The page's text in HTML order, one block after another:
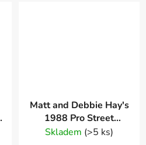
Matt and Debbie Hay's
1988 Pro Street
Thunderbird
Skladem (>5 ks)